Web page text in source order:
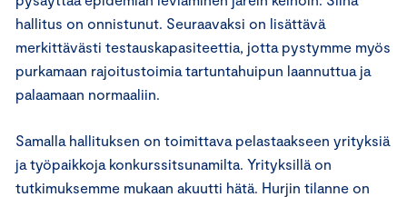
hallitus on onnistunut. Seuraavaksi on lisättävä
merkittävästi testauskapasiteettia, jotta pystymme myös
purkamaan rajoitustoimia tartuntahuipun laannuttua ja
palaamaan normaaliin.
Samalla hallituksen on toimittava pelastaakseen yrityksiä
ja työpaikkoja konkurssitsunamilta. Yrityksillä on
tutkimuksemme mukaan akuutti hätä. Hurjin tilanne on